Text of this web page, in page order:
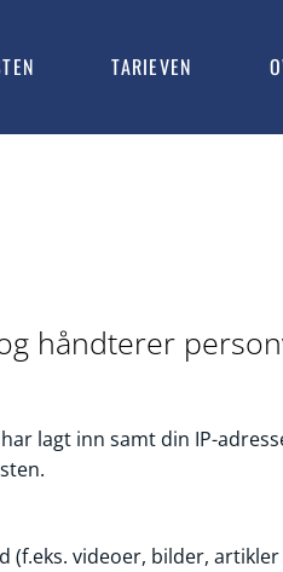
TARIEVEN
håndterer
lagt inn samt din IP-
videoer, bilder,